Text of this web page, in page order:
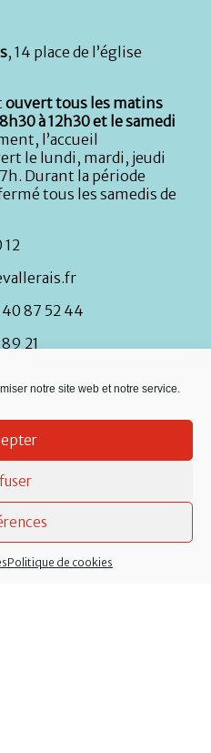
notre site web et notre service.
Politique de cookies
, 14 place de l’église
ouvert tous les matins
à 12h30 et le samedi
l’accueil
le lundi, mardi, jeudi
Durant la période
tous les samedis de
12
87 52 44
21